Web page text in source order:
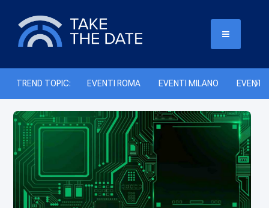
TREND TOPIC: EVENTI ROMA EVENTI MILANO EVENTI